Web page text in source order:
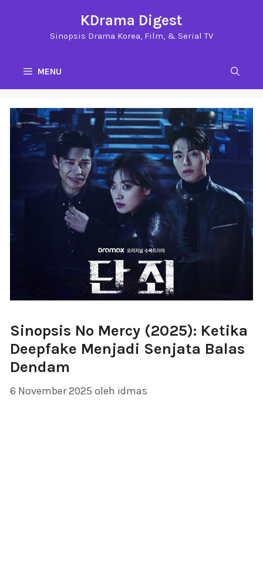
KDrama Digest
Sinopsis Drama Korea, Film, & Serial TV
MENU
Sinopsis No Mercy (2025): Ketika
Deepfake Menjadi Senjata Balas
Dendam
6 November 2025 oleh idmas